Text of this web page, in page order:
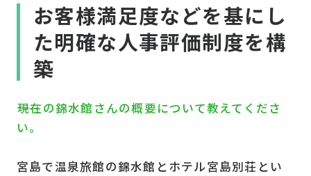
お客様満足度などを基にし
た明確な人事評価制度を構
築
――現在の錦水館さんの概要について教えてくださ
い。
宮島で温泉旅館の錦水館とホテル宮島別荘とい